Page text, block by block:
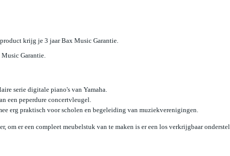
krijg je 3 jaar Bax Music Garantie.
Garantie.
serie digitale piano's van Yamaha.
een peperdure concertvleugel.
erg praktisch voor scholen en begeleiding van muziekverenigingen.
om er een compleet meubelstuk van te maken is er een los verkrijgbaar onderstel.